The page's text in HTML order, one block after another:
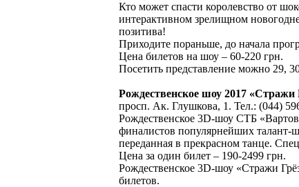
Кто может спасти королевство от
интерактивном зрелищном
позитива!
Приходите пораньше, до начала
Цена билетов на шоу – 60-220 грн.
Посетить представление можно 29,
Рождественское шоу 2017
просп. Ак. Глушкова, 1. Тел.: (044)
Рождественское 3D-шоу СТБ
финалистов популярнейших талант-
переданная в прекрасном танце.
Цена за один билет – 190-2499 грн.
Рождественское 3D-шоу «Стражи
билетов.